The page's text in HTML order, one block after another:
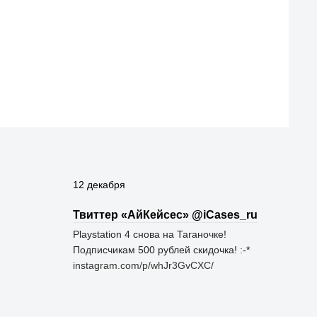
12 декабря
Твиттер «АйКейсес» ‏@iCases_ru
Playstation 4 снова на Таганочке!
Подписчикам 500 рублей скидочка! :-*
instagram.com/p/whJr3GvCXC/